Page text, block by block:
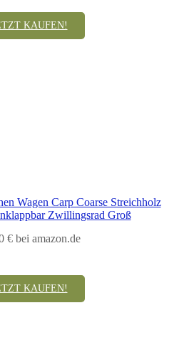
KAUFEN!
Wagen Carp Coarse Streichholz
Zwillingsrad Groß
€ bei amazon.de
KAUFEN!